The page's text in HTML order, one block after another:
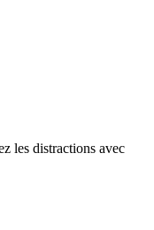
les distractions avec